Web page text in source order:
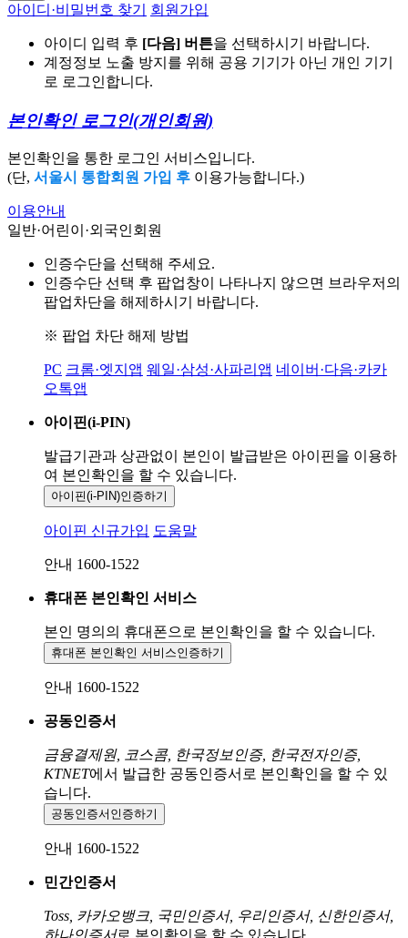
아이디·비밀번호 찾기 회원가입
아이디 입력 후 [다음] 버튼을 선택하시기 바랍니다.
계정정보 노출 방지를 위해 공용 기기가 아닌 개인 기기
로 로그인합니다.
본인확인 로그인(개인회원)
본인확인을 통한 로그인 서비스입니다.
(단, 서울시 통합회원 가입 후 이용가능합니다.)
이용안내
일반·어린이·외국인회원
인증수단을 선택해 주세요.
인증수단 선택 후 팝업창이 나타나지 않으면 브라우저의
팝업차단을 해제하시기 바랍니다.
※ 팝업 차단 해제 방법
PC 크롬·엣지앱 웨일·삼성·사파리앱 네이버·다음·카카
오톡앱
아이핀(i-PIN)
발급기관과 상관없이 본인이 발급받은 아이핀을 이용하
여 본인확인을 할 수 있습니다.
아이핀(i-PIN)인증하기
아이핀 신규가입 도움말
안내 1600-1522
휴대폰 본인확인 서비스
본인 명의의 휴대폰으로 본인확인을 할 수 있습니다.
휴대폰 본인확인 서비스인증하기
안내 1600-1522
공동인증서
금융결제원, 코스콤, 한국정보인증, 한국전자인증,
KTNET에서 발급한 공동인증서로 본인확인을 할 수 있
습니다.
공동인증서 인증하기
안내 1600-1522
민간인증서
Toss, 카카오뱅크, 국민인증서, 우리인증서, 신한인증서,